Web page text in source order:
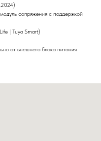
сопряжения с поддержкой
| Tuya Smart)
от внешнего блока питания